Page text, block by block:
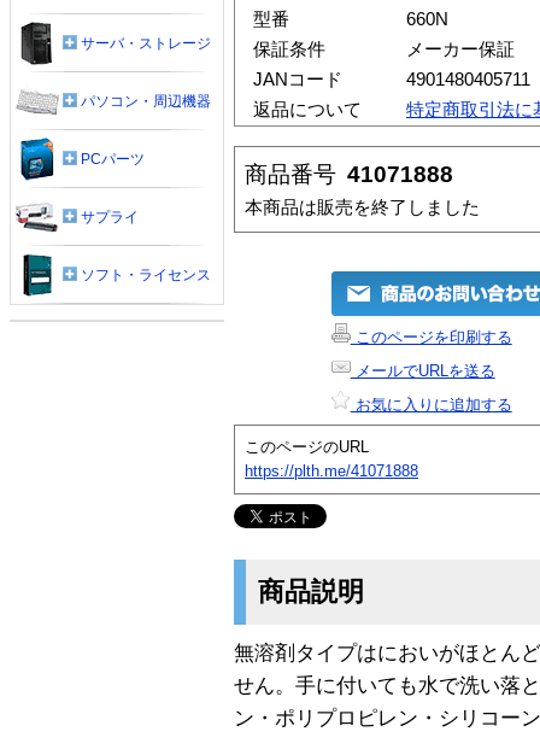
型番
660N
保証条件
メーカー保証
JANコード
4901480405711
返品について
特定商取引法に
商品番号 41071888
本商品は販売を終了しました
このページを印刷する
メールでURLを送る
お気に入りに追加する
このページのURL
https://plth.me/41071888
商品説明
無溶剤タイプはにおいがほとん
せん。手に付いても水で洗い落
ン・ポリプロピレン・シリコー
サーバ・ストレージ
パソコン・周辺機器
PCパーツ
サプライ
ソフト・ライセンス